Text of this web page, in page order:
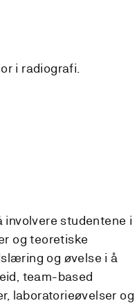
i radiografi.
studentene i
og teoretiske
og øvelse i å
team-based
laboratorieøvelser og